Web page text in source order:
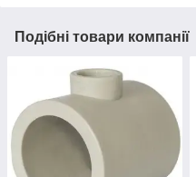
Подібні товари компанії